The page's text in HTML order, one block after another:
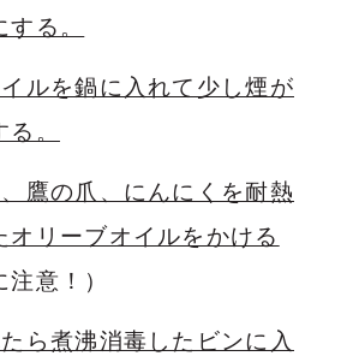
る。
ルを鍋に入れて少し煙が
。
鷹の爪、にんにくを耐熱
オリーブオイルをかける
意！）
ら煮沸消毒したビンに入